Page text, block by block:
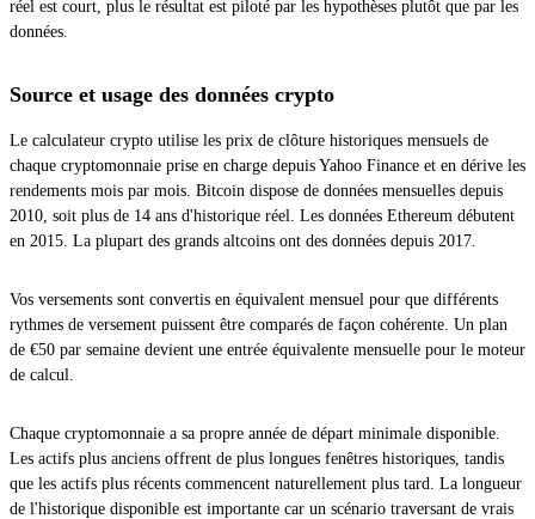
réel est court, plus le résultat est piloté par les hypothèses plutôt que par les
données.
Source et usage des données crypto
Le calculateur crypto utilise les prix de clôture historiques mensuels de
chaque cryptomonnaie prise en charge depuis Yahoo Finance et en dérive les
rendements mois par mois. Bitcoin dispose de données mensuelles depuis
2010, soit plus de 14 ans d'historique réel. Les données Ethereum débutent
en 2015. La plupart des grands altcoins ont des données depuis 2017.
Vos versements sont convertis en équivalent mensuel pour que différents
rythmes de versement puissent être comparés de façon cohérente. Un plan
de €50 par semaine devient une entrée équivalente mensuelle pour le moteur
de calcul.
Chaque cryptomonnaie a sa propre année de départ minimale disponible.
Les actifs plus anciens offrent de plus longues fenêtres historiques, tandis
que les actifs plus récents commencent naturellement plus tard. La longueur
de l'historique disponible est importante car un scénario traversant de vrais